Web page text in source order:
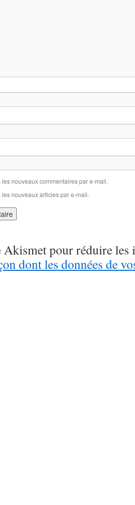
nouveaux commentaires par e-mail.
nouveaux articles par e-mail.
Akismet pour réduire les
dont les données de